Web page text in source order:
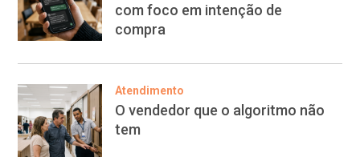
com foco em intenção de
compra
Atendimento
O vendedor que o algoritmo não
tem